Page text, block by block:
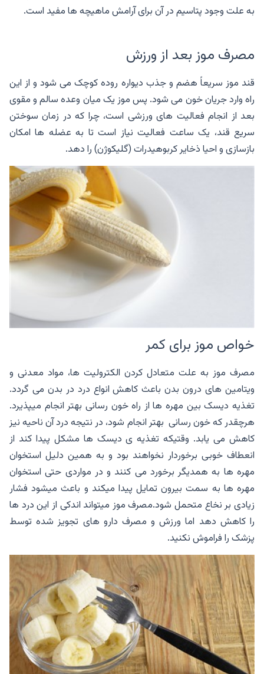
به علت وجود پتاسیم در آن برای آرامش ماهیچه ها مفید است.
مصرف موز بعد از ورزش
قند موز سریعاً هضم و جذب دیواره روده کوچک می شود و از این
راه وارد جریان خون می شود. پس موز یک میان وعده سالم و مقوی
بعد از انجام فعالیت های ورزشی است، چرا که در زمان سوختن
سریع قند، یک ساعت فعالیت نیاز است تا به عضله ها امکان
بازسازی و احیا ذخایر کربوهیدرات (گلیکوژن) را دهد.
خواص موز برای کمر
مصرف موز به علت متعادل کردن الکترولیت ها، مواد معدنی و
ویتامین های درون بدن باعث کاهش انواع درد در بدن می گردد.
تغذیه دیسک بین مهره ها از راه خون رسانی بهتر انجام میپذیرد.
هرچقدر که خون رسانی بهتر انجام شود، در نتیجه درد آن ناحیه نیز
کاهش می یابد. وقتیکه تغذیه ی دیسک ها مشکل پیدا کند از
انعطاف خوبی برخوردار نخواهند بود و به همین دلیل استخوان
مهره ها به همدیگر برخورد می کنند و در مواردی حتی استخوان
مهره ها به سمت بیرون تمایل پیدا میکند و باعث میشود فشار
زیادی بر نخاع متحمل شود.مصرف موز میتواند اندکی از این درد ها
را کاهش دهد اما ورزش و مصرف دارو های تجویز شده توسط
پزشک را فراموش نکنید.